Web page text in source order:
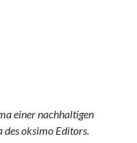
einer nachhaltigen
oksimo Editors.